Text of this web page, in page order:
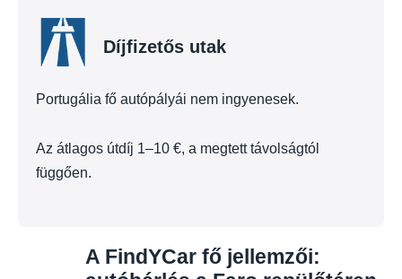
Díjfizetős utak
Portugália fő autópályái nem ingyenesek.
Az átlagos útdíj 1–10 €, a megtett távolságtól
függően.
A FindYCar fő jellemzői: